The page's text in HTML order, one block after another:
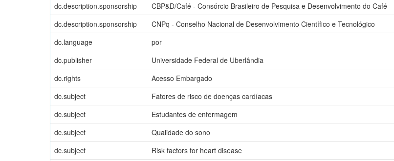
dc.description.sponsorship CBP&D/Café - Consórcio Brasileiro de Pesquisa e Desenvolvimento do Café
dc.description.sponsorship
CNPq - Conselho Nacional de Desenvolvimento Científico e Tecnológico
dc.language
por
dc.publisher
Universidade Federal de Uberlândia
dc.rights
Acesso Embargado
dc.subject
Fatores de risco de doenças cardíacas
dc.subject
Estudantes de enfermagem
dc.subject
Qualidade do sono
dc.subject
Risk factors for heart disease